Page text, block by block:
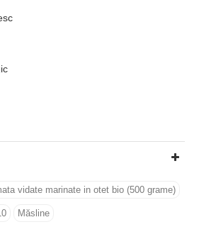
vidate marinate in otet bio (500 grame)
Măsline